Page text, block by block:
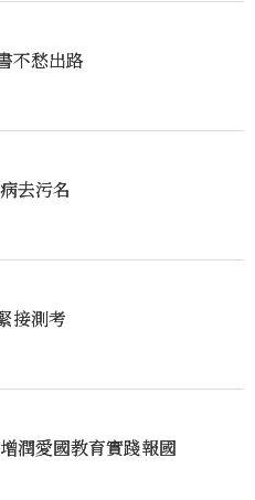
不愁出路
去污名
接測考
潤愛國教育實踐報國